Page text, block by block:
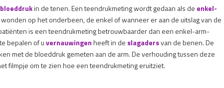
bloeddrukin de tenen. Een teendrukmeting wordt gedaan als de enkel-
op het onderbeen, de enkel of wanneer er aan de uitslag van de
is een teendrukmeting betrouwbaarder dan een enkel-arm-
bepalen of uvernauwingenheeft in de slagadersvan de benen. De
met de bloeddruk gemeten aan de arm. De verhouding tussen deze
filmpje om te zien hoe een teendrukmeting eruitziet.